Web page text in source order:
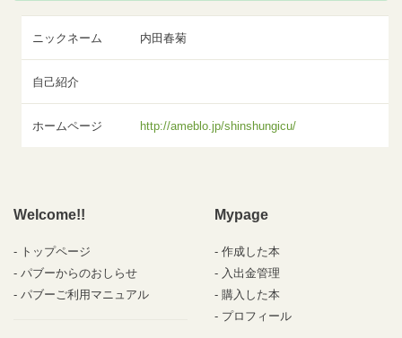
ニックネーム 内田春菊
自己紹介
ホームページ http://ameblo.jp/shinshungicu/
Welcome!!
トップページ
パブーからのおしらせ
パブーご利用マニュアル
Mypage
作成した本
入出金管理
購入した本
プロフィール